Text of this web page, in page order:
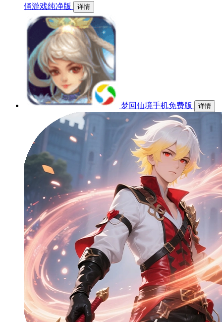
俑游戏纯净版
详情
梦回仙境手机免费版 详情